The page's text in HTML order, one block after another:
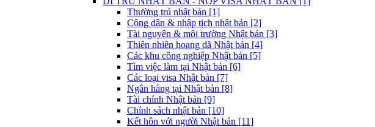
Thường trú nhật bản [1]
Công dân & nhập tịch nhật bản [2]
Tài nguyên & môi trường Nhật bản [3]
Thiên nhiên hoang dã Nhật bản [4]
Các khu công nghiệp Nhật bản [5]
Tìm việc làm tại Nhật bản [6]
Các loại visa Nhật bản [7]
Ngân hàng tại Nhật bản [8]
Tài chính Nhật bản [9]
Chính sách nhật bản [10]
Kết hôn với người Nhật bản [11]